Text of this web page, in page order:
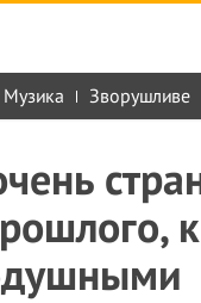
Музика Зворушливе